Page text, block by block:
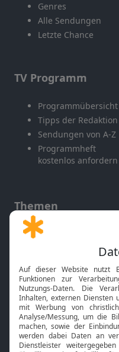
Genres
Alle Sendungen
Letzte Chance
TV Programm
Programmübersicht
Tipps der Redaktion
Sendungen von A-Z
Programmheft
kostenlos anfordern
Themen
Gott und Bibel erklärt
Neuigkeiten